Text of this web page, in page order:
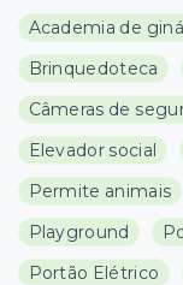
Academia de
Brinquedoteca
Câmeras de
Elevador social
Permite animais
Playground
Portão Elétrico